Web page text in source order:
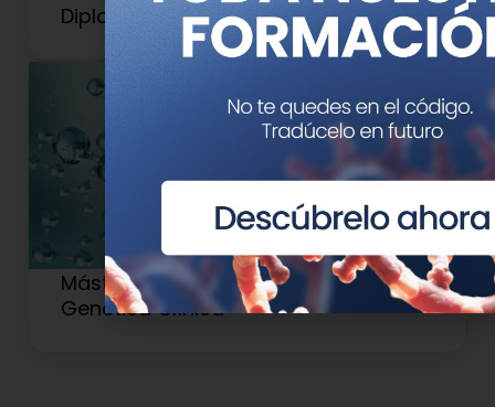
Diploma de Experto en Oncogenética
Máster en Medicina de Precisión y
Genética Clínica